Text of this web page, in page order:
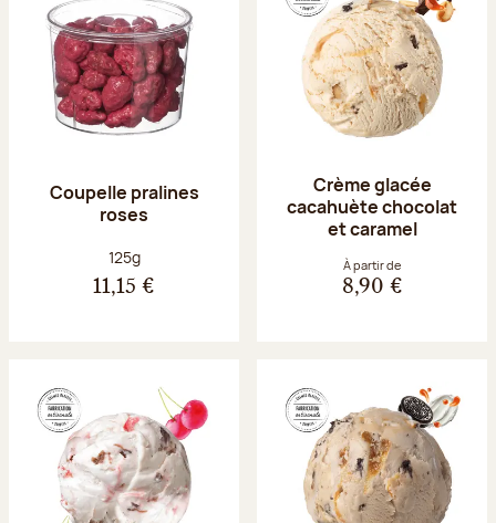
Coupelle pralines
roses
Poids net :
125g
11,15 €
Crème glacée
cacahuète chocolat
et caramel
À partir de
8,90 €